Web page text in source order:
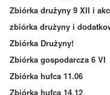
Zbiórka drużyny 9 XII i
zbiórka drużyny i
Zbiórka Drużyny!
Zbiórka gospodarcza 6 VI
Zbiórka hufca 11.06
Zbiórka hufca 14.12